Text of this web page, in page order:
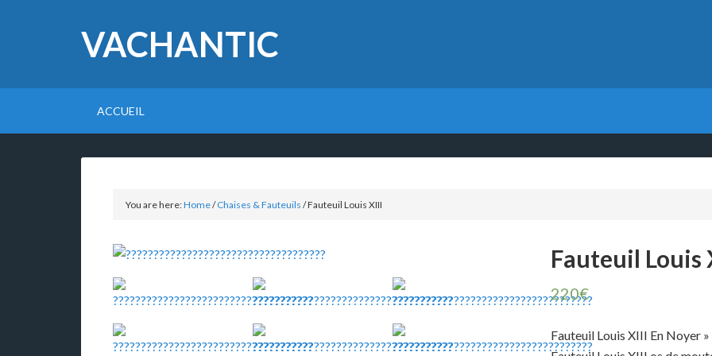
VACHANTIC
ACCUEIL
You are here:Home/ Chaises & Fauteuils /Fauteuil Louis XIII
Fauteuil Louis
220€
Fauteuil Louis XIII En Noyer »